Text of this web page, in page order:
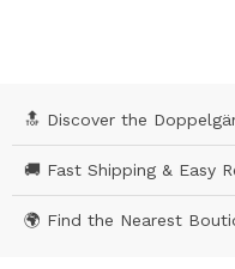
🔝 Discover the
🚚 Fast Shipping & Easy
🌍 Find the Nearest